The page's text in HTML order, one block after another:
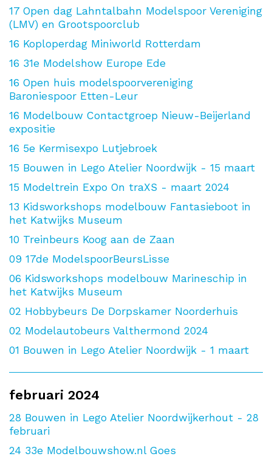
17 Open dag Lahntalbahn Modelspoor Vereniging
(LMV) en Grootspoorclub
16 Koploperdag Miniworld Rotterdam
16 31e Modelshow Europe Ede
16 Open huis modelspoorvereniging
Baroniespoor Etten-Leur
16 Modelbouw Contactgroep Nieuw-Beijerland
expositie
16 5e Kermisexpo Lutjebroek
15 Bouwen in Lego Atelier Noordwijk - 15 maart
15 Modeltrein Expo On traXS - maart 2024
13 Kidsworkshops modelbouw Fantasieboot in
het Katwijks Museum
10 Treinbeurs Koog aan de Zaan
09 17de ModelspoorBeursLisse
06 Kidsworkshops modelbouw Marineschip in
het Katwijks Museum
02 Hobbybeurs De Dorpskamer Noorderhuis
02 Modelautobeurs Valthermond 2024
01 Bouwen in Lego Atelier Noordwijk - 1 maart
februari 2024
28 Bouwen in Lego Atelier Noordwijkerhout - 28
februari
24 33e Modelbouwshow.nl Goes